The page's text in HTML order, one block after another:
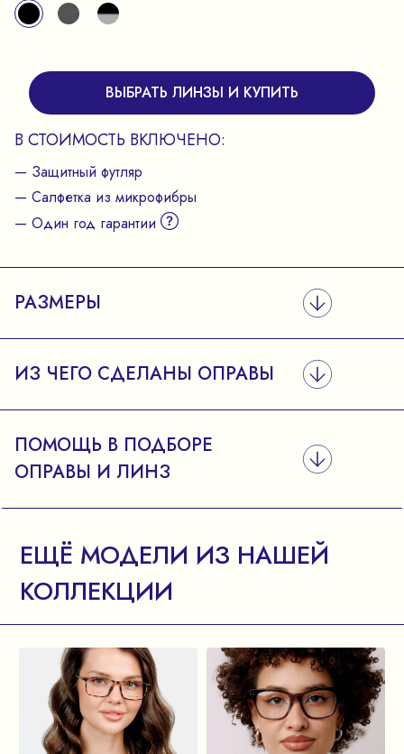
ВЫБРАТЬ ЛИНЗЫ И КУПИТЬ
В СТОИМОСТЬ ВКЛЮЧЕНО:
— Защитный футляр
— Салфетка из микрофибры
— Один год гарантии
РАЗМЕРЫ
ИЗ ЧЕГО СДЕЛАНЫ ОПРАВЫ
ПОМОЩЬ В ПОДБОРЕ
ОПРАВЫ И ЛИНЗ
ЕЩЁ МОДЕЛИ ИЗ НАШЕЙ
КОЛЛЕКЦИИ